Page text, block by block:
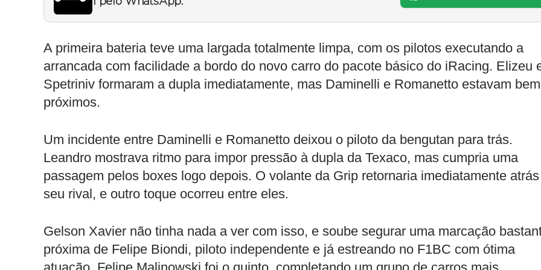
A primeira bateria teve uma largada totalmente limpa, com os pilotos executando a
arrancada com facilidade a bordo do novo carro do pacote básico do iRacing. Elizeu
Spetriniv formaram a dupla imediatamente, mas Daminelli e Romanetto estavam bem
próximos.
Um incidente entre Daminelli e Romanetto deixou o piloto da bengutan para trás.
Leandro mostrava ritmo para impor pressão à dupla da Texaco, mas cumpria uma
passagem pelos boxes logo depois. O volante da Grip retornaria imediatamente
seu rival, e outro toque ocorreu entre eles.
Gelson Xavier não tinha nada a ver com isso, e soube segurar uma marcação
próxima de Felipe Biondi, piloto independente e já estreando no F1BC com ótima